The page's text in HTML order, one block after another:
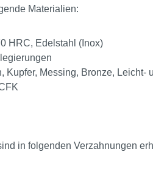
Materialien:
HRC, Edelstahl (Inox)
Kupfer, Messing, Bronze, Leicht-
in folgenden Verzahnungen